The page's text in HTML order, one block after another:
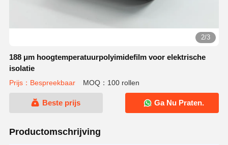
2/3
188 μm hoogtemperatuurpolyimidefilm voor elektrische
isolatie
Prijs：Bespreekbaar MOQ：100 rollen
Beste prijs Ga Nu Praten.
Productomschrijving